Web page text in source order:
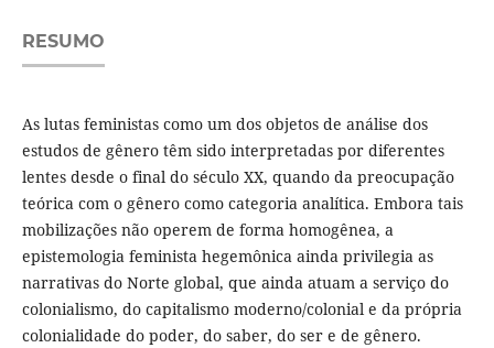
RESUMO
As lutas feministas como um dos objetos de análise dos
estudos de gênero têm sido interpretadas por diferentes
lentes desde o final do século XX, quando da preocupação
teórica com o gênero como categoria analítica. Embora tais
mobilizações não operem de forma homogênea, a
epistemologia feminista hegemônica ainda privilegia as
narrativas do Norte global, que ainda atuam a serviço do
colonialismo, do capitalismo moderno/colonial e da própria
colonialidade do poder, do saber, do ser e de gênero.